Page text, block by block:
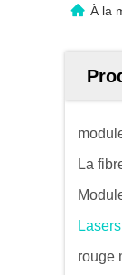
À la
La
rouge